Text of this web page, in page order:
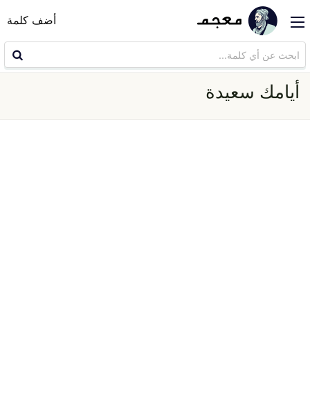
أضف كلمة
أيامك سعيدة